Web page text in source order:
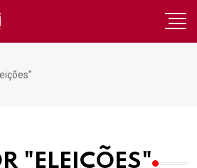
"ELEIÇÕES"